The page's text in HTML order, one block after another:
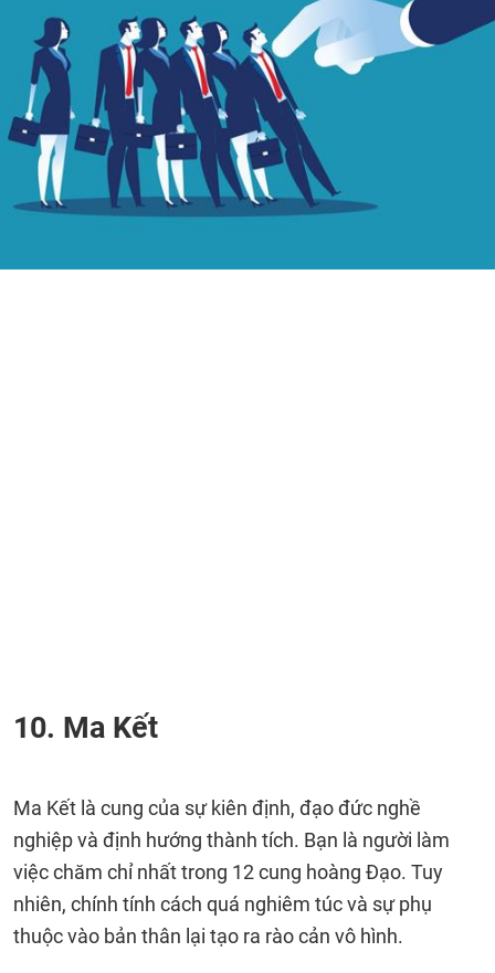
10. Ma Kết
Ma Kết là cung của sự kiên định, đạo đức nghề
nghiệp và định hướng thành tích. Bạn là người làm
việc chăm chỉ nhất trong 12 cung hoàng Đạo. Tuy
nhiên, chính tính cách quá nghiêm túc và sự phụ
thuộc vào bản thân lại tạo ra rào cản vô hình.